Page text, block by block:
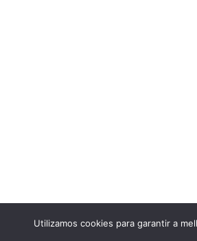
Utilizamos cookies para garantir a